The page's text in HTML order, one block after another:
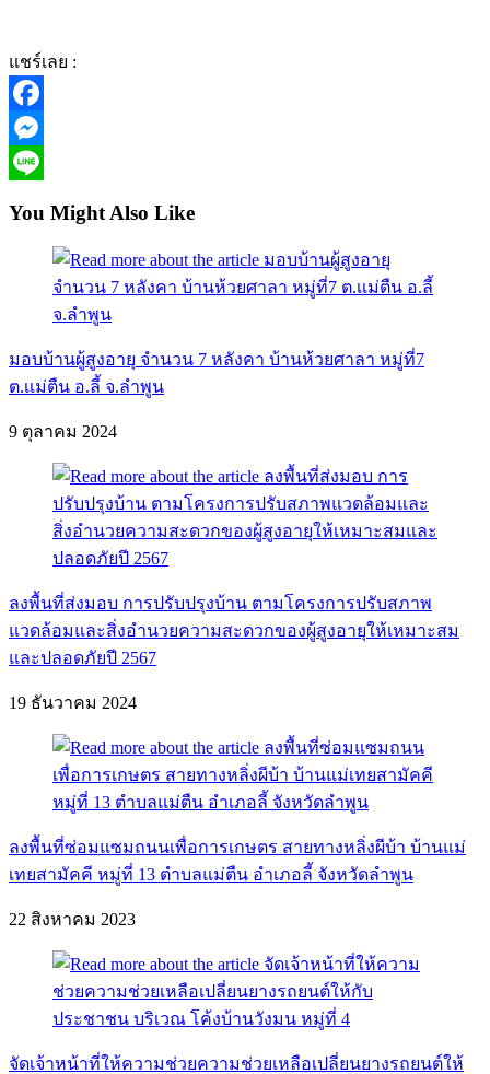
แชร์เลย :
Facebook
Messenger
You Might Also Like
มอบบ้านผู้สูงอายุ จำนวน 7 หลังคา บ้านห้วยศาลา หมู่ที่7
ต.เเม่ตืน อ.ลี้ จ.ลำพูน
9 ตุลาคม 2024
ลงพื้นที่ส่งมอบ การปรับปรุงบ้าน ตามโครงการปรับสภาพ
แวดล้อมและสิ่งอำนวยความสะดวกของผู้สูงอายุให้เหมาะสม
และปลอดภัยปี 2567
19 ธันวาคม 2024
ลงพื้นที่ซ่อมแซมถนนเพื่อการเกษตร สายทางหลิ่งผีบ้า บ้านแม่
เทยสามัคคี หมู่ที่ 13 ตำบลแม่ตืน อำเภอลี้ จังหวัดลำพูน
22 สิงหาคม 2023
จัดเจ้าหน้าที่ให้ความช่วยความช่วยเหลือเปลี่ยนยางรถยนต์ให้